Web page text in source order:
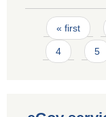
Pages
« first
4 5